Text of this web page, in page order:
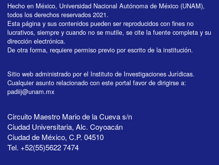
Hecho en México, Universidad Nacional Autónoma de México (UNAM),
todos los derechos reservados 2021.
Esta página y sus contenidos pueden ser reproducidos con fines no
lucrativos, siempre y cuando no se mutile, se cite la fuente completa y su
dirección electrónica.
De otra forma, requiere permiso previo por escrito de la institución.
Sitio web administrado por el Instituto de Investigaciones Jurídicas.
Cualquier asunto relacionado con este portal favor de dirigirse a:
padiij@unam.mx
Circuito Maestro Mario de la Cueva s/n
Ciudad Universitaria, Alc. Coyoacán
Ciudad de México, C.P. 04510
Tel. +52(55)5622 7474